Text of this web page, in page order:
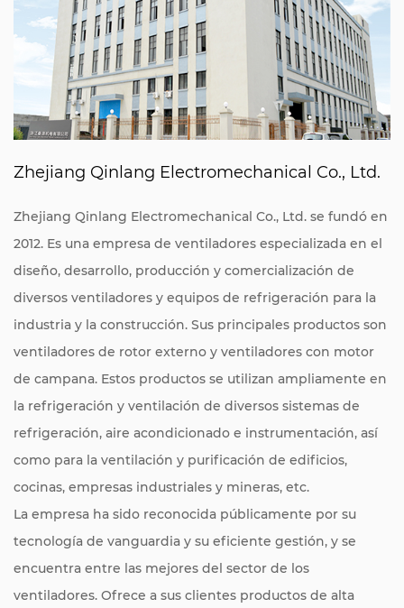
Zhejiang Qinlang Electromechanical Co., Ltd.
Zhejiang Qinlang Electromechanical Co., Ltd. se fundó en
2012. Es una empresa de ventiladores especializada en el
diseño, desarrollo, producción y comercialización de
diversos ventiladores y equipos de refrigeración para la
industria y la construcción. Sus principales productos son
ventiladores de rotor externo y ventiladores con motor
de campana. Estos productos se utilizan ampliamente en
la refrigeración y ventilación de diversos sistemas de
refrigeración, aire acondicionado e instrumentación, así
como para la ventilación y purificación de edificios,
cocinas, empresas industriales y mineras, etc.
La empresa ha sido reconocida públicamente por su
tecnología de vanguardia y su eficiente gestión, y se
encuentra entre las mejores del sector de los
ventiladores. Ofrece a sus clientes productos de alta